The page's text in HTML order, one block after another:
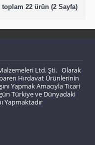
toplam 22 ürün (2 Sayfa)
Ltd. Şti. Olarak
Hırdavat Ürünlerinin
Yapmak Amacıyla Ticari
Türkiye ve Dünyadaki
Yapmaktadır